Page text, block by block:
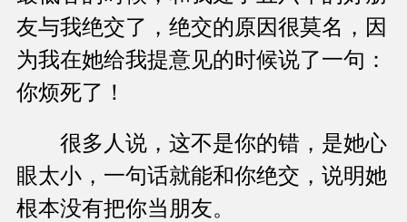
友与我绝交了，绝交的原因很莫名，因
为我在她给我提意见的时候说了一句：
你烦死了！
很多人说，这不是你的错，是她心
眼太小，一句话就能和你绝交，说明她
根本没有把你当朋友。